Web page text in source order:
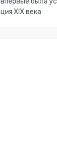
XIX века